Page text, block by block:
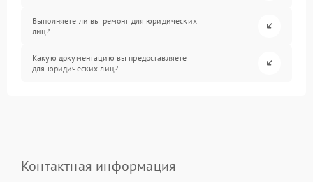
Выполняете ли вы ремонт для юридических
лиц?
Какую документацию вы предоставляете
для юридических лиц?
Контактная информация